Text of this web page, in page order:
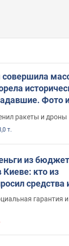
совершила
Фото
ракеты и дроны
т.
из
Киеве: кто из
средства
гарантия